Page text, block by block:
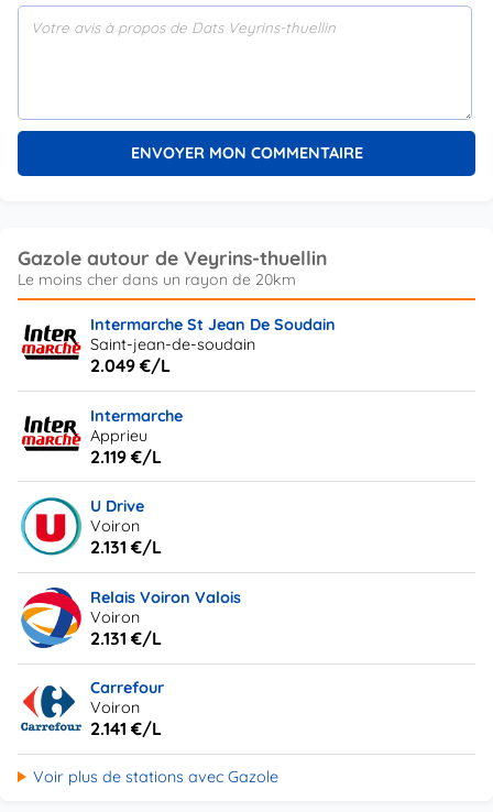
Gazole autour de Veyrins-thuellin
Intermarche St Jean De Soudain
Saint-jean-de-soudain
2.049 €/L
Intermarche
Apprieu
2.119 €/L
U Drive
Voiron
2.131 €/L
Relais Voiron Valois
Voiron
2.131 €/L
Carrefour
Voiron
2.141 €/L
Voir plus de stations avec Gazole